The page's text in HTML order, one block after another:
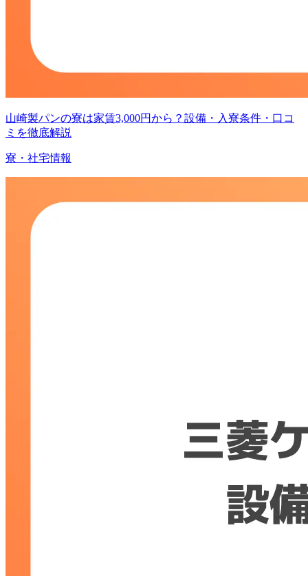
山崎製パンの寮は家賃3,000円から？設備・入寮条件・口コ
ミを徹底解説
寮・社宅情報